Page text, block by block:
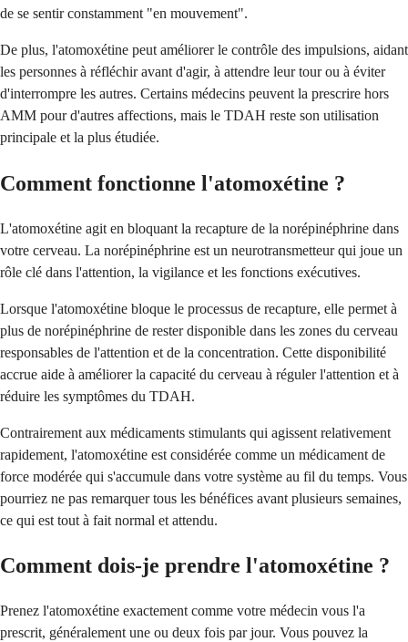
de se sentir constamment "en mouvement".
De plus, l'atomoxétine peut améliorer le contrôle des impulsions, aidant
les personnes à réfléchir avant d'agir, à attendre leur tour ou à éviter
d'interrompre les autres. Certains médecins peuvent la prescrire hors
AMM pour d'autres affections, mais le TDAH reste son utilisation
principale et la plus étudiée.
Comment fonctionne l'atomoxétine ?
L'atomoxétine agit en bloquant la recapture de la norépinéphrine dans
votre cerveau. La norépinéphrine est un neurotransmetteur qui joue un
rôle clé dans l'attention, la vigilance et les fonctions exécutives.
Lorsque l'atomoxétine bloque le processus de recapture, elle permet à
plus de norépinéphrine de rester disponible dans les zones du cerveau
responsables de l'attention et de la concentration. Cette disponibilité
accrue aide à améliorer la capacité du cerveau à réguler l'attention et à
réduire les symptômes du TDAH.
Contrairement aux médicaments stimulants qui agissent relativement
rapidement, l'atomoxétine est considérée comme un médicament de
force modérée qui s'accumule dans votre système au fil du temps. Vous
pourriez ne pas remarquer tous les bénéfices avant plusieurs semaines,
ce qui est tout à fait normal et attendu.
Comment dois-je prendre l'atomoxétine ?
Prenez l'atomoxétine exactement comme votre médecin vous l'a
prescrit, généralement une ou deux fois par jour. Vous pouvez la